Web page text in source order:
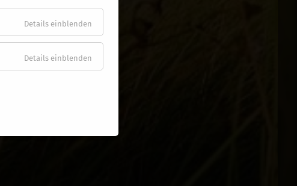
Details einblenden
Details einblenden